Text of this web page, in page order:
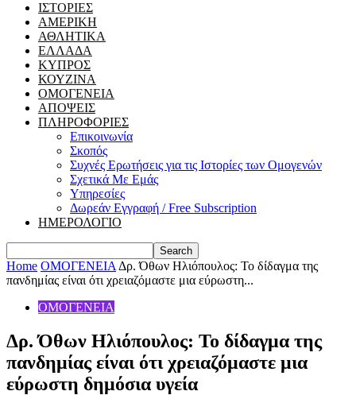
ΙΣΤΟΡΙΕΣ
ΑΜΕΡΙΚΗ
ΑΘΛΗΤΙΚΑ
ΕΛΛΑΔΑ
ΚΥΠΡΟΣ
ΚΟΥΖΙΝΑ
ΟΜΟΓΕΝΕΙΑ
ΑΠΟΨΕΙΣ
ΠΛΗΡΟΦΟΡΙΕΣ
Επικοινωνία
Σκοπός
Συχνές Ερωτήσεις για τις Ιστορίες των Ομογενών
Σχετικά Με Εμάς
Υπηρεσίες
Δωρεάν Εγγραφή / Free Subscription
ΗΜΕΡΟΛΟΓΙΟ
Home ΟΜΟΓΕΝΕΙΑ Δρ. Όθων Ηλιόπουλος: Το δίδαγμα της
πανδημίας είναι ότι χρειαζόμαστε μια εύρωστη...
ΟΜΟΓΕΝΕΙΑ
Δρ. Όθων Ηλιόπουλος: Το δίδαγμα της
πανδημίας είναι ότι χρειαζόμαστε μια
εύρωστη δημόσια υγεία